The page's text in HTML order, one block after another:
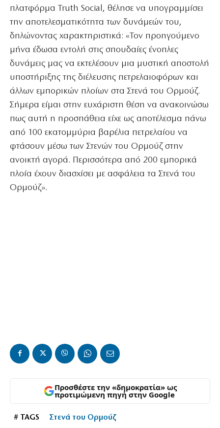
πλατφόρμα Truth Social, θέλησε να υπογραμμίσει
την αποτελεσματικότητα των δυνάμεών του,
δηλώνοντας χαρακτηριστικά: «Τον προηγούμενο
μήνα έδωσα εντολή στις σπουδαίες ένοπλες
δυνάμεις μας να εκτελέσουν μια μυστική αποστολή
υποστήριξης της διέλευσης πετρελαιοφόρων και
άλλων εμπορικών πλοίων στα Στενά του Ορμούζ.
Σήμερα είμαι στην ευχάριστη θέση να ανακοινώσω
πως αυτή η προσπάθεια είχε ως αποτέλεσμα πάνω
από 100 εκατομμύρια βαρέλια πετρελαίου να
φτάσουν μέσω των Στενών του Ορμούζ στην
ανοικτή αγορά. Περισσότερα από 200 εμπορικά
πλοία έχουν διασχίσει με ασφάλεια τα Στενά του
Ορμούζ».
Προσθέστε την «δημοκρατία» ως
προτιμώμενη πηγή στην Google
# TAGS Στενά του Ορμούζ